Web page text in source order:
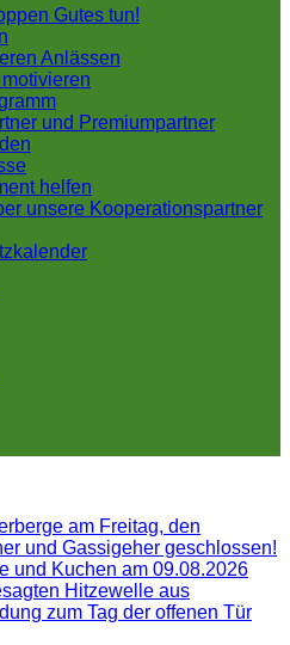
Gutes tun!
Anlässen
und Premiumpartner
helfen
unsere Kooperationspartner
am Freitag, den
und Gassigeher geschlossen!
und Kuchen am 09.08.2026
Hitzewelle aus
zum Tag der offenen Tür